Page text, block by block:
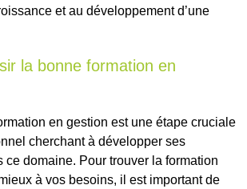
et au développement d’une
la bonne formation en
en gestion est une étape cruciale
cherchant à développer ses
ce domaine. Pour trouver la formation
à vos besoins, il est important de